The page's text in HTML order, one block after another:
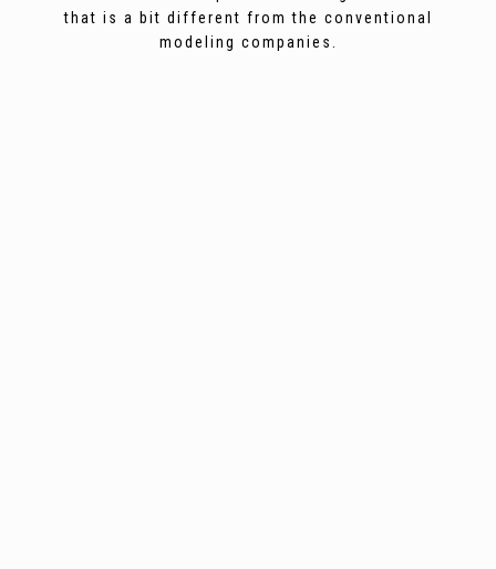
that is a bit different from the conventional
modeling companies.